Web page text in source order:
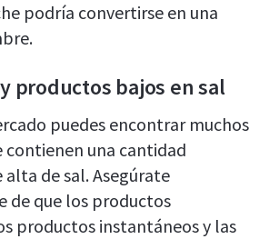
podría convertirse en una
productos bajos en sal
puedes encontrar muchos
contienen una cantidad
de sal. Asegúrate
de que los productos
productos instantáneos y las